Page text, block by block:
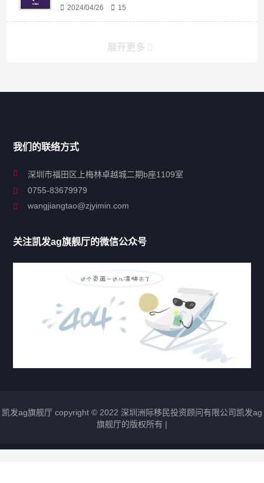
2024/04/26 15
展开更多
联系凯发ag旗舰厅
行业动态
圣基茨移民 瓦努阿图移民
多米尼克移民
圣卢西亚移民
我们的联络方式
深圳市福田区上梅林卓越城二期b座1109室
0755-83679979
wangjiangtao@zjyimin.com
关注凯发ag旗舰厅的微信公众号
凯发ag旗舰厅 copyright © 2022 深圳洲际移民投资顾问有限公司凯发ag
旗舰厅的版权所有 |